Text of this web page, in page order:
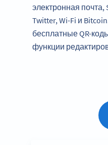
электронная
Twitter, Wi-Fi и
бесплатные QR-
функции